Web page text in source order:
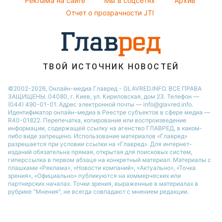
Новости Львова
Новости Ровно
Новости Днепра
Новости Запорожья
Новости Тернополя
Новости Одессы
Отчет о прозрачности JTI
ТВОЙ ИСТОЧНИК НОВОСТЕЙ
©2002-2026, Онлайн-медиа Главред - GLAVRED.INFO. ВСЕ ПРАВА
ЗАЩИЩЕНЫ. 04080, г. Киев, ул. Кириловская, дом 23. Телефон —
(044) 490-01-01. Адрес электронной почты — info@glavred.info.
Идентификатор онлайн-медиа в Реестре cубъектов в сфере медиа —
R40-01822. Перепечатка, копирование или воспроизведение
информации, содержащей ссылку на агенство ГЛАВРЕД, в каком-
либо виде запрещено. Использование материалов «Главред»
разрешается при условии ссылки на «Главред». Для интернет-
изданий обязательна прямая, открытая для поисковых систем,
гиперссылка в первом абзаце на конкретный материал. Материалы с
плашками «Реклама», «Новости компаний», «Актуально», «Точка
зрения», «Официально» публикуются на коммерческих или
партнерских началах. Точки зрения, выраженные в материалах в
рубрике "Мнения", не всегда совпадают с мнением редакции.